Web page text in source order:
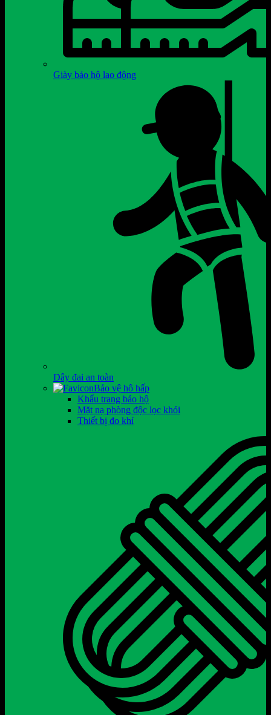
Giày bảo hộ lao động
Dây đai an toàn
Bảo vệ hô hấp
Khẩu trang bảo hộ
Mặt nạ phòng độc lọc khói
Thiết bị đo khí